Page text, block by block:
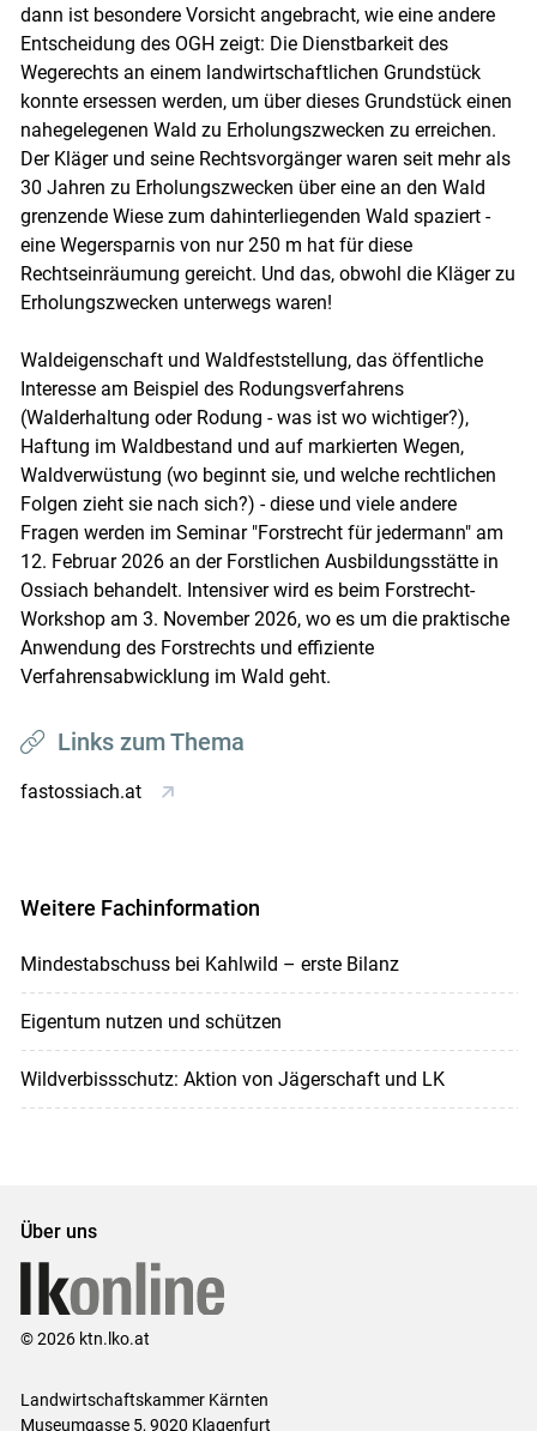
dann ist besondere Vorsicht angebracht, wie eine andere
Entscheidung des OGH zeigt: Die Dienstbarkeit des
Wegerechts an einem landwirtschaftlichen Grundstück
konnte ersessen werden, um über dieses Grundstück einen
nahegelegenen Wald zu Erholungszwecken zu erreichen.
Der Kläger und seine Rechtsvorgänger waren seit mehr als
30 Jahren zu Erholungszwecken über eine an den Wald
grenzende Wiese zum dahinterliegenden Wald spaziert -
eine Wegersparnis von nur 250 m hat für diese
Rechtseinräumung gereicht. Und das, obwohl die Kläger zu
Erholungszwecken unterwegs waren!
Waldeigenschaft und Waldfeststellung, das öffentliche
Interesse am Beispiel des Rodungsverfahrens
(Walderhaltung oder Rodung - was ist wo wichtiger?),
Haftung im Waldbestand und auf markierten Wegen,
Waldverwüstung (wo beginnt sie, und welche rechtlichen
Folgen zieht sie nach sich?) - diese und viele andere
Fragen werden im Seminar "Forstrecht für jedermann" am
12. Februar 2026 an der Forst­lichen Ausbildungsstätte in
Ossiach behandelt. Intensiver wird es beim Forstrecht-
Workshop am 3. November 2026, wo es um die praktische
Anwendung des Forstrechts und effiziente
Verfahrensabwicklung im Wald geht.
Links zum Thema
fastossiach.at
Weitere Fachinformation
Mindestabschuss bei Kahlwild – erste Bilanz
Eigentum nutzen und schützen
Wildverbissschutz: Aktion von Jägerschaft und LK
Über uns
© 2026 ktn.lko.at
Landwirtschaftskammer Kärnten
Museumgasse 5, 9020 Klagenfurt